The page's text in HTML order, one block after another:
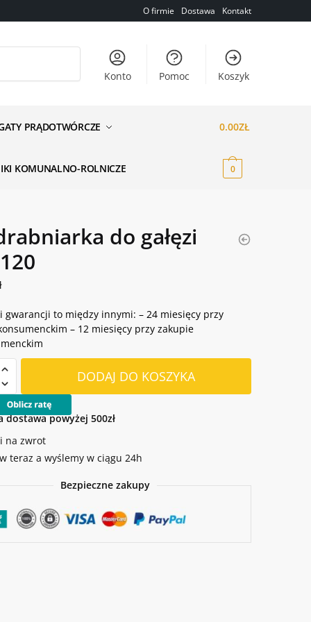
O firmie Dostawa Kontakt
Konto Pomoc Koszyk
PRĄDOTWÓRCZE
KOMUNALNO-ROLNICZE
0.00ZŁ
0
do gałęzi
gwarancji to między innymi: – 24 miesięcy przy
– 12 miesięcy przy zakupie
DODAJ DO KOSZYKA
dostawa powyżej 500zł
na zwrot
teraz a wyślemy w ciągu 24h
Bezpieczne zakupy